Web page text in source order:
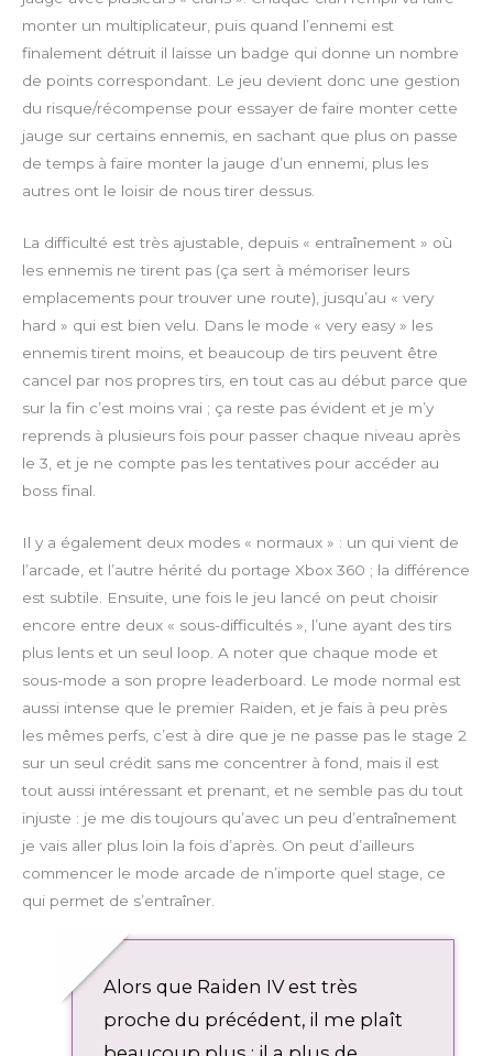
monter un multiplicateur, puis quand l’ennemi est
finalement détruit il laisse un badge qui donne un nombre
de points correspondant. Le jeu devient donc une gestion
du risque/récompense pour essayer de faire monter cette
jauge sur certains ennemis, en sachant que plus on passe
de temps à faire monter la jauge d’un ennemi, plus les
autres ont le loisir de nous tirer dessus.
La difficulté est très ajustable, depuis « entraînement » où
les ennemis ne tirent pas (ça sert à mémoriser leurs
emplacements pour trouver une route), jusqu’au « very
hard » qui est bien velu. Dans le mode « very easy » les
ennemis tirent moins, et beaucoup de tirs peuvent être
cancel par nos propres tirs, en tout cas au début parce que
sur la fin c’est moins vrai ; ça reste pas évident et je m’y
reprends à plusieurs fois pour passer chaque niveau après
le 3, et je ne compte pas les tentatives pour accéder au
boss final.
Il y a également deux modes « normaux » : un qui vient de
l’arcade, et l’autre hérité du portage Xbox 360 ; la différence
est subtile. Ensuite, une fois le jeu lancé on peut choisir
encore entre deux « sous-difficultés », l’une ayant des tirs
plus lents et un seul loop. A noter que chaque mode et
sous-mode a son propre leaderboard. Le mode normal est
aussi intense que le premier Raiden, et je fais à peu près
les mêmes perfs, c’est à dire que je ne passe pas le stage 2
sur un seul crédit sans me concentrer à fond, mais il est
tout aussi intéressant et prenant, et ne semble pas du tout
injuste : je me dis toujours qu’avec un peu d’entraînement
je vais aller plus loin la fois d’après. On peut d’ailleurs
commencer le mode arcade de n’importe quel stage, ce
qui permet de s’entraîner.
Alors que Raiden IV est très
proche du précédent, il me plaît